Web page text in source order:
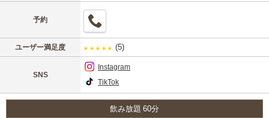
予約
ユーザー満足度 ★ ★ ★ ★ ★ (5)
SNS
Instagram
TikTok
飲み放題 60分